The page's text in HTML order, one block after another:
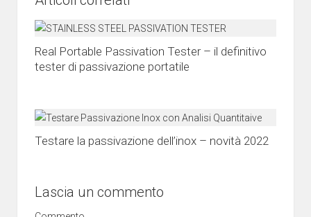
Real Portable Passivation Tester – il definitivo
tester di passivazione portatile
Testare la passivazione dell’inox – novità 2022
Lascia un commento